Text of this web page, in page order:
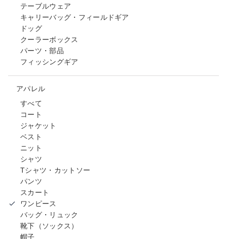
テーブルウェア
キャリーバッグ・フィールドギア
ドッグ
クーラーボックス
パーツ・部品
フィッシングギア
アパレル
すべて
コート
ジャケット
ベスト
ニット
シャツ
Tシャツ・カットソー
パンツ
スカート
ワンピース
バッグ・リュック
靴下（ソックス）
帽子